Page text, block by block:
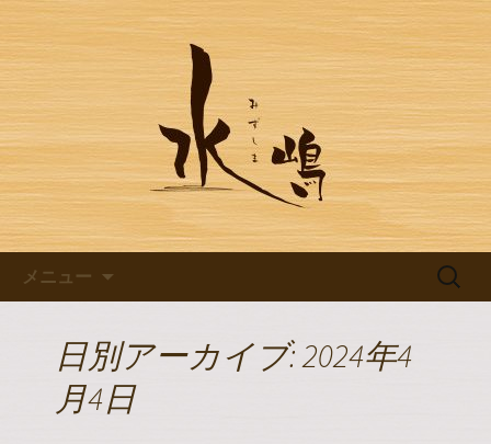
豊田市浄水の【水嶋】のブログ
豊田市浄水の【水嶋】のブログです
メニュー
検
日別アーカイブ: 2024年4
月4日